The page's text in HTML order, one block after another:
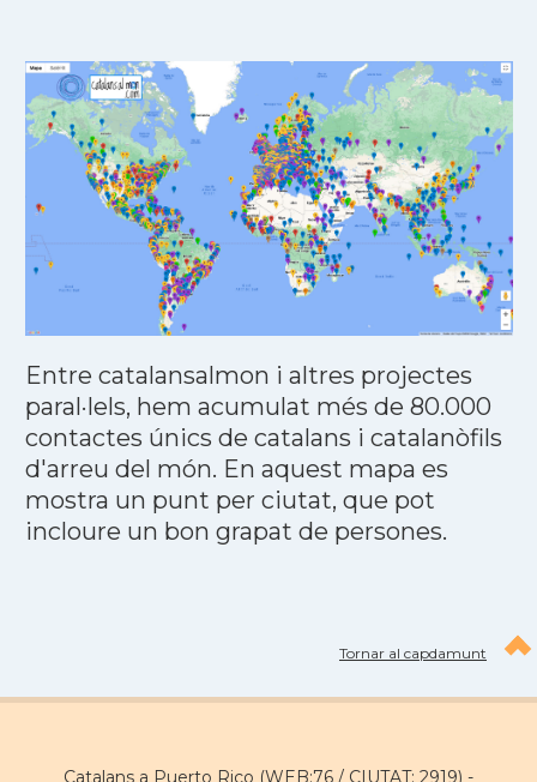
Entre catalansalmon i altres projectes
paral·lels, hem acumulat més de 80.000
contactes únics de catalans i catalanòfils
d'arreu del món. En aquest mapa es
mostra un punt per ciutat, que pot
incloure un bon grapat de persones.
Tornar al capdamunt
Catalans a Puerto Rico (WEB:76 / CIUTAT: 2919) -